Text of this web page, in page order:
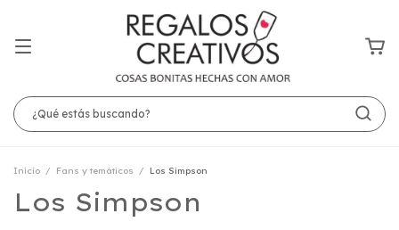
Inicio / Fans y temáticos / Los Simpson
Los Simpson